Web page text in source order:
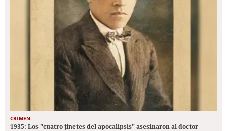
CRIMEN
1935: Los "cuatro jinetes del apocalipsis" asesinaron al doctor